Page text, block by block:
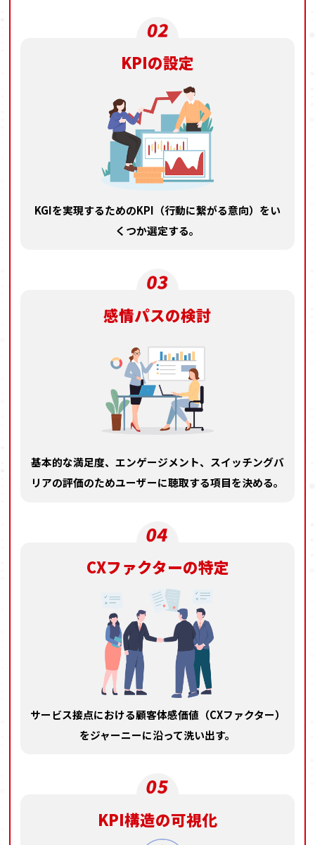
KPIの設定
KGIを実現するためのKPI （行動に繋がる意向）をい
くつか選定する。
感情パスの検討
基本的な満足度、エンゲージメント、 スイッチングバ
リアの評価のためユーザーに聴取する項目を決める。
CXファクターの特定
サービス接点における顧客体感価値（CXファクター）
をジャーニーに沿って洗い出す。
KPI構造の可視化